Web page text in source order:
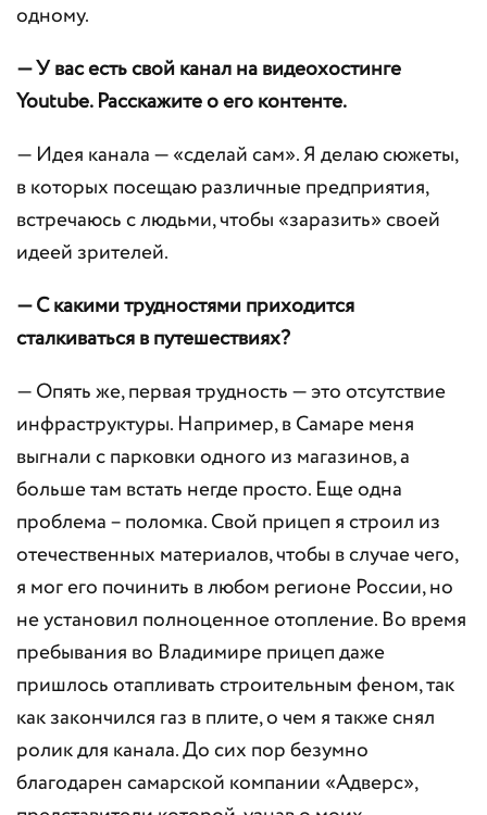
одному.
— У вас есть свой канал на видеохостинге
Youtube. Расскажите о его контенте.
— Идея канала — «сделай сам». Я делаю сюжеты,
в которых посещаю различные предприятия,
встречаюсь с людьми, чтобы «заразить» своей
идеей зрителей.
— С какими трудностями приходится
сталкиваться в путешествиях?
— Опять же, первая трудность — это отсутствие
инфраструктуры. Например, в Самаре меня
выгнали с парковки одного из магазинов, а
больше там встать негде просто. Еще одна
проблема – поломка. Свой прицеп я строил из
отечественных материалов, чтобы в случае чего,
я мог его починить в любом регионе России, но
не установил полноценное отопление. Во время
пребывания во Владимире прицеп даже
пришлось отапливать строительным феном, так
как закончился газ в плите, о чем я также снял
ролик для канала. До сих пор безумно
благодарен самарской компании «Адверс»,